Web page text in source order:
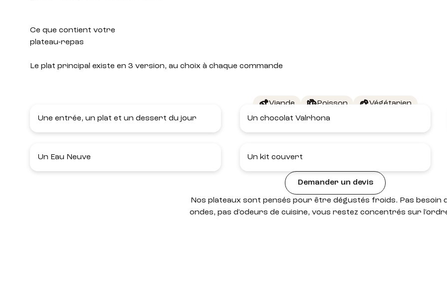
Ce que contient votre
plateau-repas
Le plat principal existe en 3 version, au choix à chaque commande
Viande Poisson
Végétarien
Une entrée, un plat et un dessert du jour
Un chocolat Valrhona
Un Eau Neuve Un kit couvert
Demander un devis
Nos plateaux sont pensés pour être dégustés froids. Pas besoin
ondes, pas d'odeurs de cuisine, vous restez concentrés sur